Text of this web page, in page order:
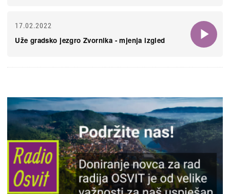
17.02.2022
Uže gradsko jezgro Zvornika - mjenja izgled
Slika